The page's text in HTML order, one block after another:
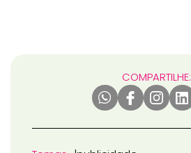
COMPARTILHE: